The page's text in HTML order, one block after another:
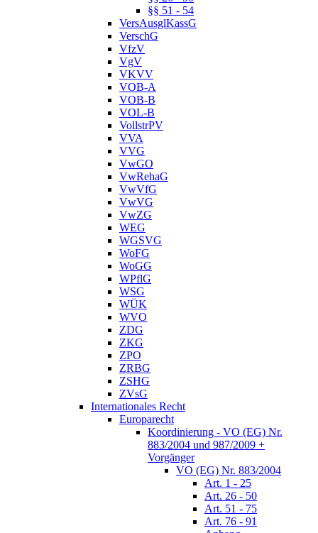
§§ 51 - 54
VersAusglKassG
VerschG
VfzV
VgV
VKVV
VOB-A
VOB-B
VOL-B
VollstrPV
VVA
VVG
VwGO
VwRehaG
VwVfG
VwVG
VwZG
WEG
WGSVG
WoFG
WoGG
WPflG
WSG
WÜK
WVO
ZDG
ZKG
ZPO
ZRBG
ZSHG
ZVsG
Internationales Recht
Europarecht
Koordinierung - VO (EG) Nr.
883/2004 und 987/2009 +
Vorgänger
VO (EG) Nr. 883/2004
Art. 1 - 25
Art. 26 - 50
Art. 51 - 75
Art. 76 - 91